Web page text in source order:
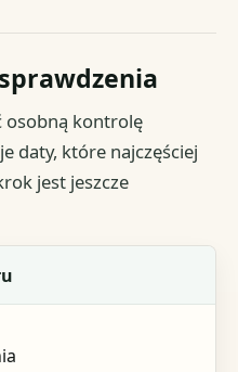
osobną kontrolę
daty, które najczęściej
jest jeszcze